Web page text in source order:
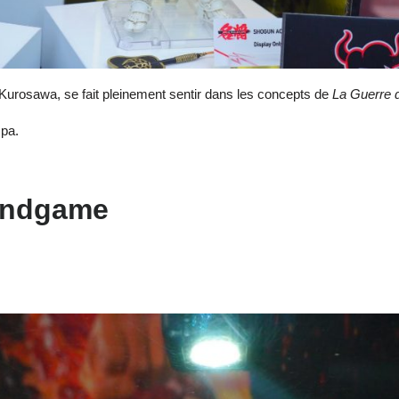
se fait pleinement sentir dans les concepts de La Guerre